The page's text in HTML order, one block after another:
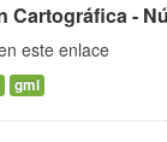
Cartográfica -
este enlace
gml